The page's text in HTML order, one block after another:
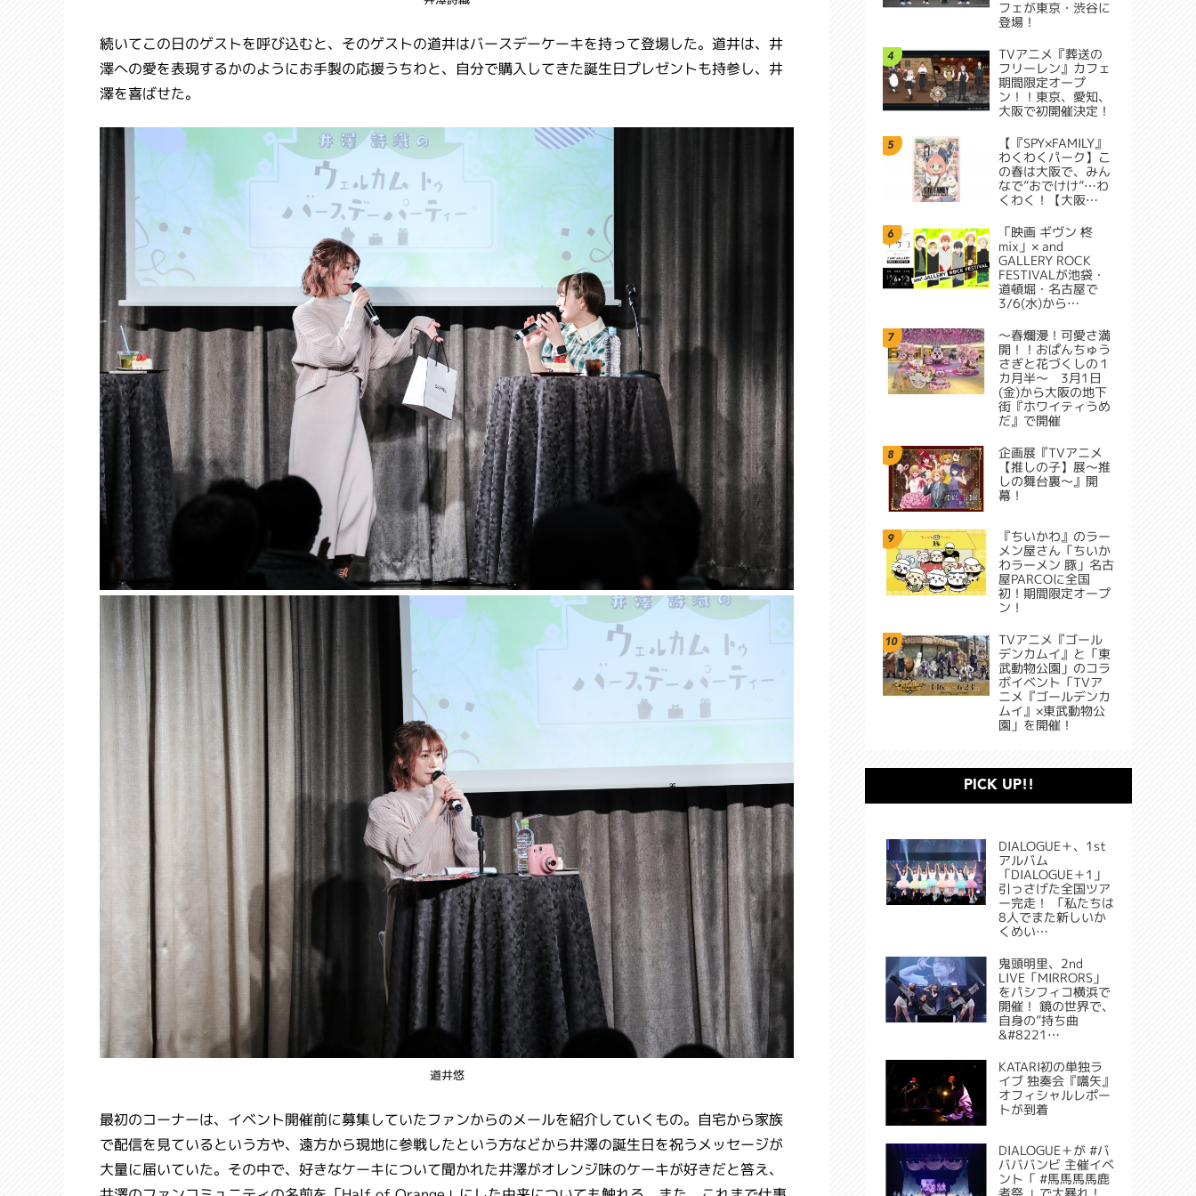
フェが東京・渋谷に
登場！
4
TVアニメ『葬送の
フリーレン』カフェ
期間限定オープ
ン！！東京、愛知、
大阪で初開催決定！
5
【『SPY×FAMILY』
わくわくパーク】こ
の春は大阪で、みん
なで”おでけけ”…わ
くわく！【大阪…
6
「映画 ギヴン 柊
mix」× and
GALLERY ROCK
FESTIVALが池袋・
道頓堀・名古屋で
3/6(水)から…
7
～春爛漫！可愛さ満
開！！おぱんちゅう
さぎと花づくしの１
カ月半～ 3月1日
(金)から大阪の地下
街『ホワイティうめ
だ』で開催
8
企画展『TVアニメ
【推しの子】展～推
しの舞台裏～』開
幕！
9
『ちいかわ』のラー
メン屋さん「ちいか
わラーメン 豚」名古
屋PARCOに全国
初！期間限定オープ
ン！
10
TVアニメ『ゴール
デンカムイ』と「東
武動物公園」のコラ
ボイベント「TVア
ニメ『ゴールデンカ
ムイ』×東武動物公
園」を開催！
PICK UP!!
DIALOGUE＋、1st
アルバム
「DIALOGUE＋1」
引っさげた全国ツア
ー完走！ 「私たちは
8人でまた新しいか
くめい…
鬼頭明里、2nd
LIVE「MIRRORS」
をパシフィコ横浜で
開催！ 鏡の世界で、
自身の”持ち曲
&#8221…
KATARI初の単独ラ
イブ 独奏会『嚆矢』
オフィシャルレポー
トが到着
DIALOGUE＋が #バ
バババンビ 主催イベ
ント「 #馬馬馬馬鹿
続いてこの日のゲストを呼び込むと、そのゲストの道井はバースデーケーキを持って登場した。道井は、井
澤への愛を表現するかのようにお手製の応援うちわと、自分で購入してきた誕生日プレゼントも持参し、井
澤を喜ばせた。
道井悠
最初のコーナーは、イベント開催前に募集していたファンからのメールを紹介していくもの。自宅から家族
で配信を見ているという方や、遠方から現地に参戦したという方などから井澤の誕生日を祝うメッセージが
大量に届いていた。その中で、好きなケーキについて聞かれた井澤がオレンジ味のケーキが好きだと答え、